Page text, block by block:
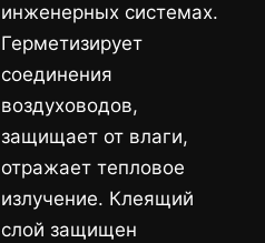
инженерных системах.
Герметизирует
соединения
воздуховодов,
защищает от влаги,
отражает тепловое
излучение. Клеящий
слой защищен